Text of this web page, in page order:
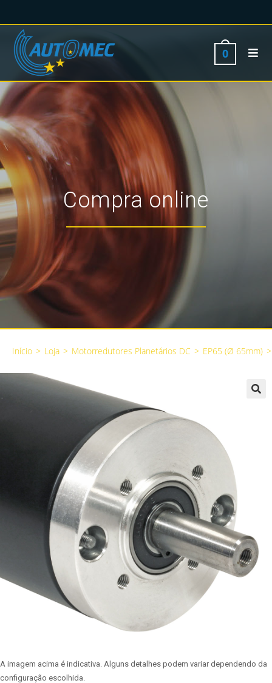
0
Compra online
Início > Loja > Motorredutores Planetários DC > EP65 (Ø 65mm) >
A imagem acima é indicativa. Alguns detalhes podem variar dependendo da
configuração escolhida.